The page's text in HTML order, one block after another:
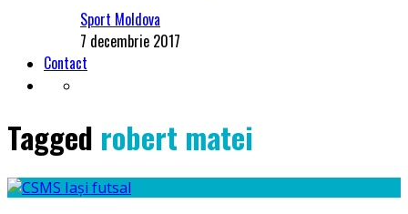
Sport Moldova
7 decembrie 2017
Contact
Tagged robert matei